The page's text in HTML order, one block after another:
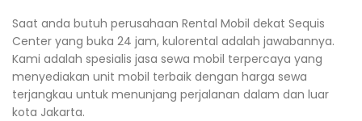
Saat anda butuh perusahaan Rental Mobil dekat Sequis
Center yang buka 24 jam, kulorental adalah jawabannya.
Kami adalah spesialis jasa sewa mobil terpercaya yang
menyediakan unit mobil terbaik dengan harga sewa
terjangkau untuk menunjang perjalanan dalam dan luar
kota Jakarta.